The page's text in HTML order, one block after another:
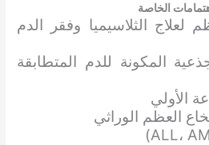
الخاصة
لعلاج الثلاسيميا وفقر الدم
المكونة للدم المتطابقة
الأولي
العظم الوراثي